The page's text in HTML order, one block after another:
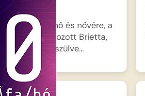
utazás 04
Annika hercegnő és nővére, a
pegazussá változott Brietta,
Aidannel kiegészülve…